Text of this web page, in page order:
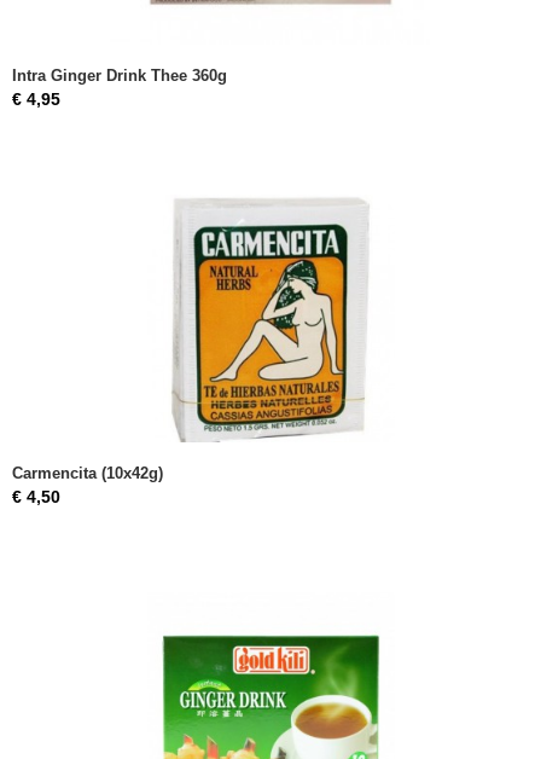
Intra Ginger Drink Thee 360g
€ 4,95
Carmencita (10x42g)
€ 4,50